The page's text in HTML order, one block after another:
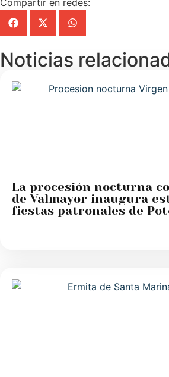
Noticias
La procesión nocturna
de Valmayor inaugura
fiestas patronales de